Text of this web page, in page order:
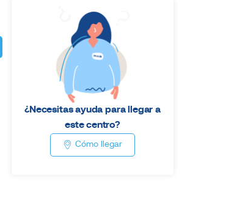
¿Necesitas ayuda para llegar a
este centro?
Cómo llegar